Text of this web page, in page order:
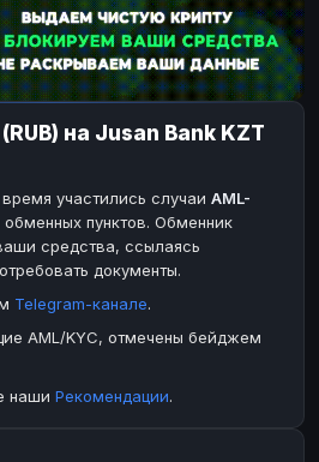
BCH
SOL
XRP
Dogecoin DOGE
TRX TRON
Bitcoin Cash BCH
BinanceCoin BEP20
Ripple
USD
USD
Paxum
Payoneer
на Jusan Bank KZT
участились случаи AML-
пунктов. Обменник
средства, ссылаясь
документы.
Telegram-канале.
AML/KYC, отмечены бейджем
наши Рекомендации.